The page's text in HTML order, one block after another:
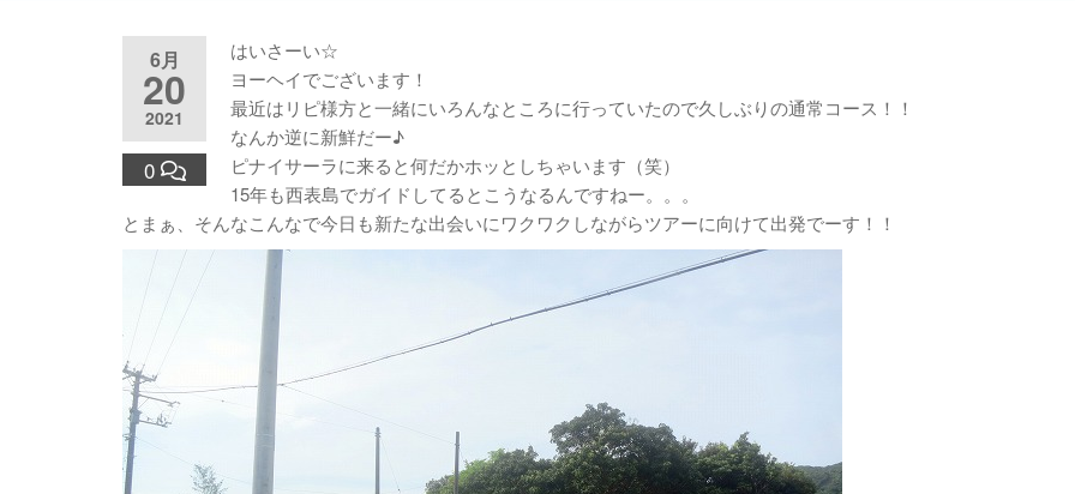
6月
20
2021
0
はいさーい☆
ヨーヘイでございます！
最近はリピ様方と一緒にいろんなところに行っていたので久しぶりの通常コース！！
なんか逆に新鮮だー♪
ピナイサーラに来ると何だかホッとしちゃいます（笑）
15年も西表島でガイドしてるとこうなるんですねー。。。
とまぁ、そんなこんなで今日も新たな出会いにワクワクしながらツアーに向けて出発でーす！！